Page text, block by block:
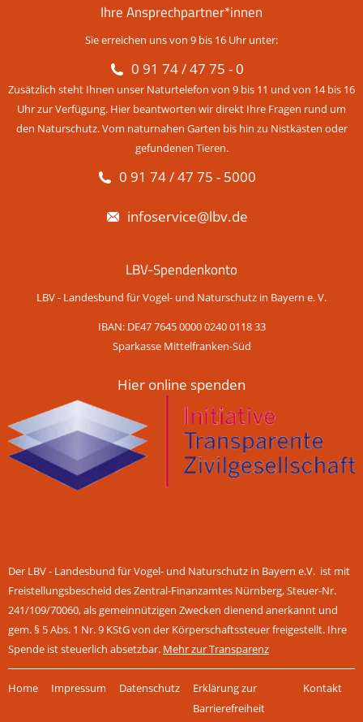
Ihre Ansprechpartner*innen
Sie erreichen uns von 9 bis 16 Uhr unter:
0 91 74 / 47 75 - 0
Zusätzlich steht Ihnen unser Naturtelefon von 9 bis 11 und von 14 bis 16
Uhr zur Verfügung. Hier beantworten wir direkt Ihre Fragen rund um
den Naturschutz. Vom naturnahen Garten bis hin zu Nistkästen oder
gefundenen Tieren.
0 91 74 / 47 75 - 5000
infoservice@lbv.de
LBV-Spendenkonto
LBV - Landesbund für Vogel- und Naturschutz in Bayern e. V.
IBAN: DE47 7645 0000 0240 0118 33
Sparkasse Mittelfranken-Süd
Hier online spenden
Der LBV - Landesbund für Vogel- und Naturschutz in Bayern e.V. ist mit
Freistellungsbescheid des Zentral-Finanzamtes Nürnberg, Steuer-Nr.
241/109/70060, als gemeinnützigen Zwecken dienend anerkannt und
gem. § 5 Abs. 1 Nr. 9 KStG von der Körperschaftssteuer freigestellt. Ihre
Spende ist steuerlich absetzbar. Mehr zur Transparenz
überspringen
Home Impressum Datenschutz
Erklärung zur
Barrierefreiheit
Kontakt